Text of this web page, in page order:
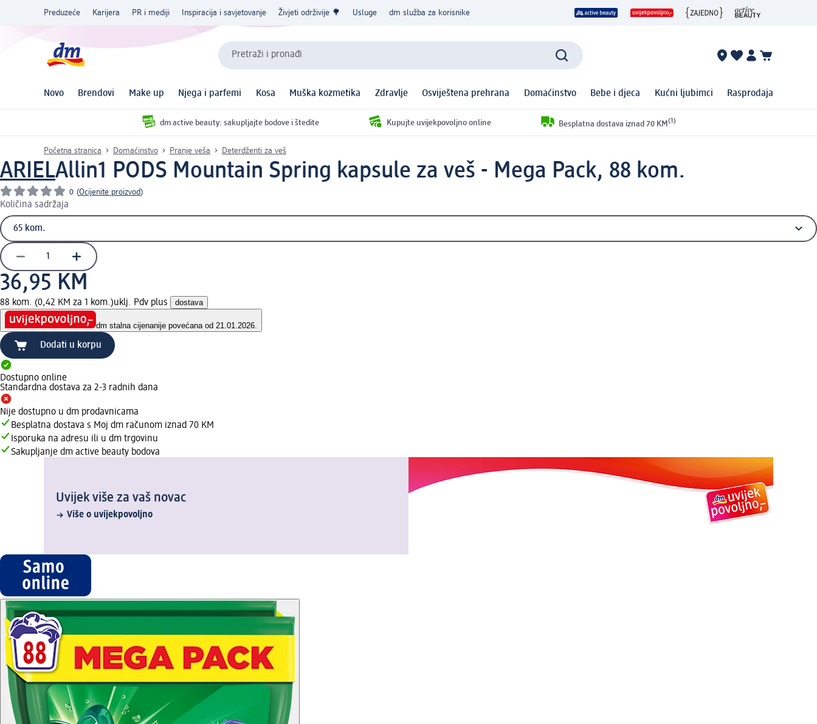
Preduzeće Karijera PR i mediji Inspiracija i savjetovanje Živjeti održivije 🌳 Usluge dm služba za korisnike
Pretraži i pronađi
Novo Brendovi Make up Njega i parfemi Kosa Muška kozmetika Zdravlje Osviještena prehrana Domaćinstvo Bebe i djeca Kućni ljubimci Rasprodaja
dm active beauty: sakupljajte bodove i štedite Kupujte uvijekpovoljno online Besplatna dostava iznad 70 KM (1)
Početna stranica Domaćinstvo Pranje veša Deterdženti za veš
ARIELAllin1 PODS Mountain Spring kapsule za veš - Mega Pack, 88 kom.
0 (Ocijenite proizvod)
Količina sadržaja
36,95 KM
88 kom. (0,42 KM za 1 kom.)uklj. Pdv plus dostava
dm stalna cijenanije povećana od 21.01.2026.
Dodati u korpu
Dostupno online
Standardna dostava za 2-3 radnih dana
Nije dostupno u dm prodavnicama
Besplatna dostava s Moj dm računom iznad 70 KM
Isporuka na adresu ili u dm trgovinu
Sakupljanje dm active beauty bodova
Uvijek više za vaš novac
Više o uvijekpovoljno